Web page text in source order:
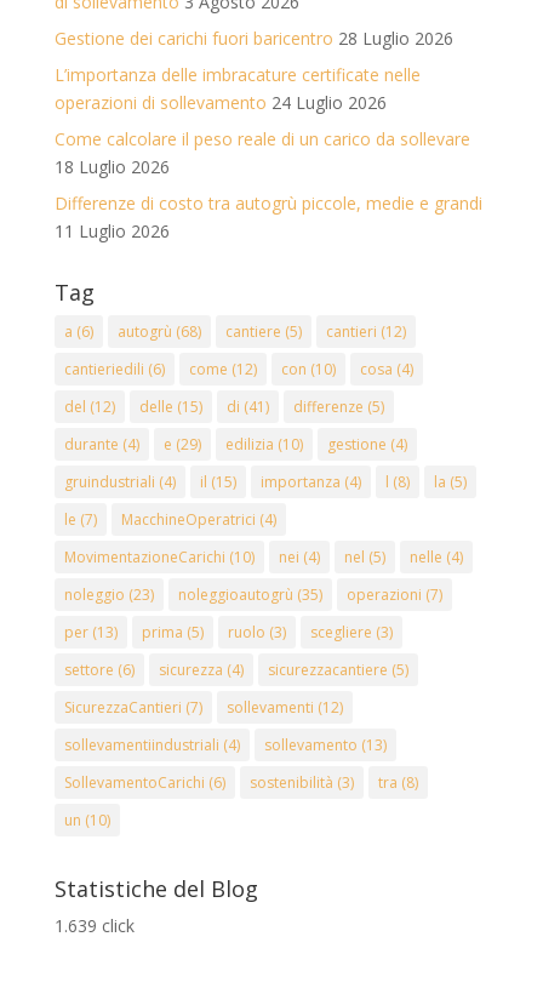
Gestione dei carichi fuori baricentro 28 Luglio 2026
L’importanza delle imbracature certificate nelle
operazioni di sollevamento 24 Luglio 2026
Come calcolare il peso reale di un carico da sollevare
18 Luglio 2026
Differenze di costo tra autogrù piccole, medie e grandi
11 Luglio 2026
Tag
a (6) autogrù (68) cantiere (5) cantieri (12)
cantieriedili (6) come (12) con (10) cosa (4)
del (12) delle (15) di (41) differenze (5)
durante (4) e (29) edilizia (10) gestione (4)
gruindustriali (4) il (15) importanza (4) l (8) la (5)
le (7) MacchineOperatrici (4)
MovimentazioneCarichi (10) nei (4) nel (5) nelle (4)
noleggio (23) noleggioautogrù (35) operazioni (7)
per(13) prima (5) ruolo (3) scegliere (3)
settore (6) sicurezza (4) sicurezzacantiere (5)
SicurezzaCantieri (7) sollevamenti (12)
sollevamentiindustriali (4) sollevamento (13)
SollevamentoCarichi (6) sostenibilità (3) tra (8)
un (10)
Statistiche del Blog
1.639 click